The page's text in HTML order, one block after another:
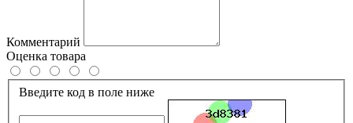
Комментарий
Оценка товара
Введите код в поле ниже